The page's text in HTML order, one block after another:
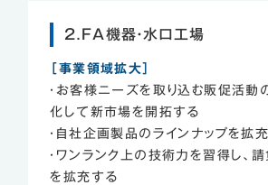
2.FA機器・水口工場
［事業領域拡大］
・お客様ニーズを取り込む販促活動
化して新市場を開拓する
・自社企画製品のラインナップを拡
・ワンランク上の技術力を習得し、
を拡充する